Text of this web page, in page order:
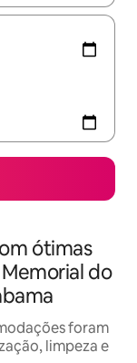
ótimas
do
foram
limpeza e